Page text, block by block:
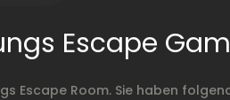
Escape
Escape Room. Sie haben